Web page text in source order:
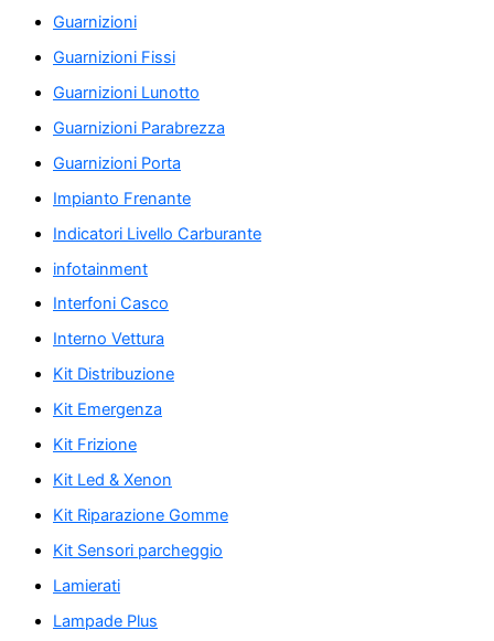
Guarnizioni
Guarnizioni Fissi
Guarnizioni Lunotto
Guarnizioni Parabrezza
Guarnizioni Porta
Impianto Frenante
Indicatori Livello Carburante
infotainment
Interfoni Casco
Interno Vettura
Kit Distribuzione
Kit Emergenza
Kit Frizione
Kit Led & Xenon
Kit Riparazione Gomme
Kit Sensori parcheggio
Lamierati
Lampade Plus